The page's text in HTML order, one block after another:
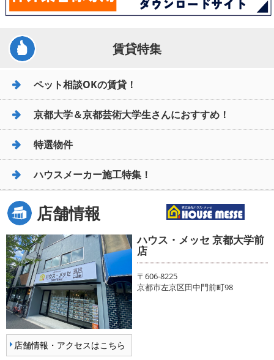
賃貸特集
ペット相談OKの賃貸！
京都大学＆京都芸術大学生さんにおすすめ！
特選物件
ハウスメーカー施工特集！
店舗情報
店舗情報・アクセスはこちら
ハウス・メッセ 京都大学前
店
〒606-8225
京都市左京区田中門前町98